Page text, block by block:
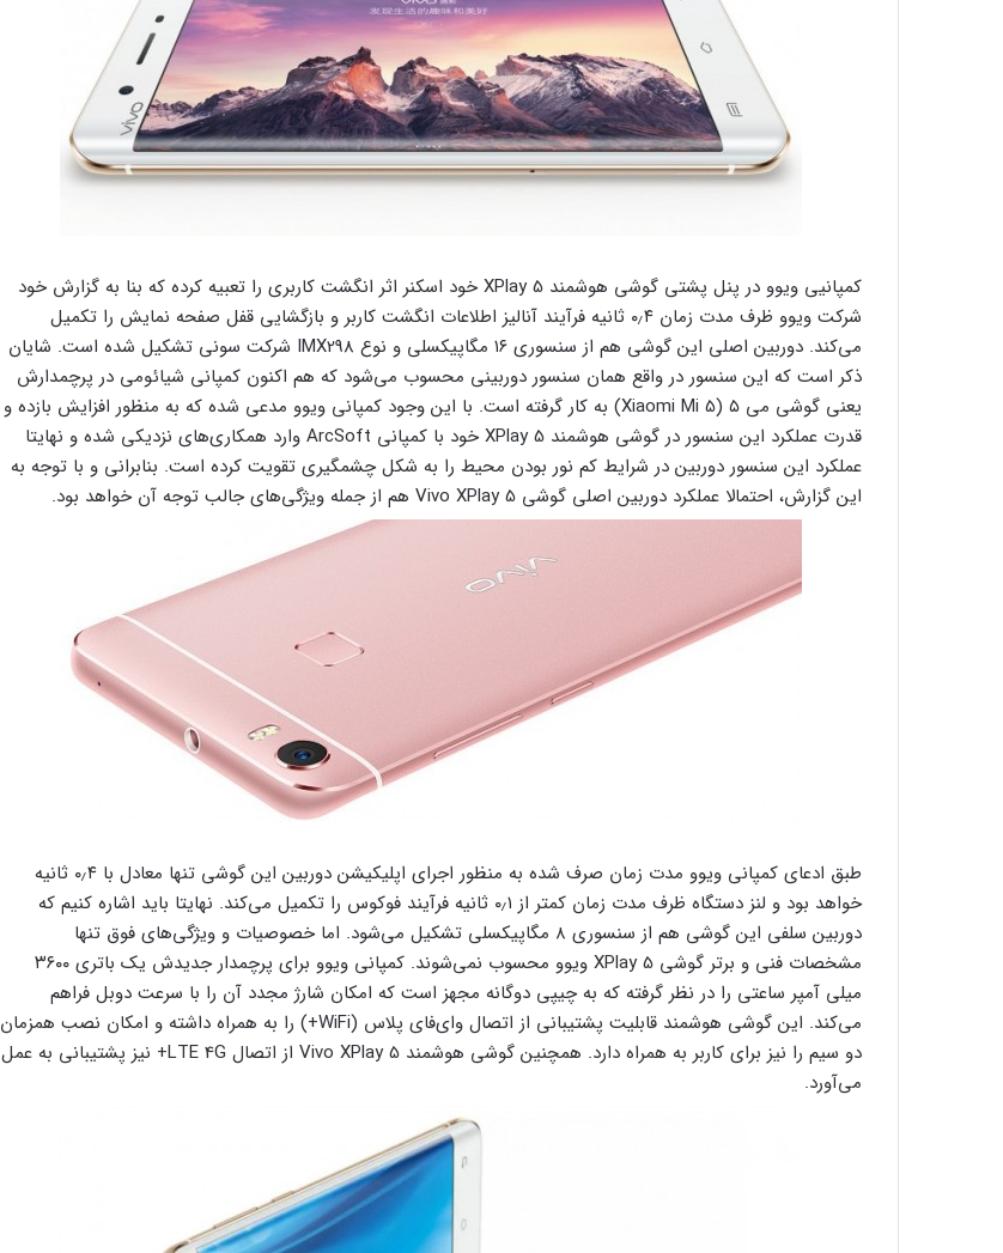
کمپانیی ویوو در پنل پشتی گوشی هوشمند XPlay 5 خود اسکنر اثر انگشت کاربری را تعبیه کرده که بنا به گزارش خود
شرکت ویوو ظرف مدت زمان ۰٫۴ ثانیه فرآیند آنالیز اطلاعات انگشت کاربر و بازگشایی قفل صفحه نمایش را تکمیل
می‌کند. دوربین اصلی این گوشی هم از سنسوری ۱۶ مگاپیکسلی و نوع IMX298 شرکت سونی تشکیل شده است. شایان
ذکر است که این سنسور در واقع همان سنسور دوربینی محسوب می‌شود که هم اکنون کمپانی شیائومی در پرچمدارش
یعنی گوشی می ۵ (Xiaomi Mi 5) به کار گرفته است. با این وجود کمپانی ویوو مدعی شده که به منظور افزایش بازده و
قدرت عملکرد این سنسور در گوشی هوشمند XPlay 5 خود با کمپانی ArcSoft وارد همکاری‌های نزدیکی شده و نهایتا
عملکرد این سنسور دوربین در شرایط کم نور بودن محیط را به شکل چشمگیری تقویت کرده است. بنابرانی و با توجه به
این گزارش، احتمالا عملکرد دوربین اصلی گوشی Vivo XPlay 5 هم از جمله ویژگی‌های جالب توجه آن خواهد بود.
طبق ادعای کمپانی ویوو مدت زمان صرف شده به منظور اجرای اپلیکیشن دوربین این گوشی تنها معادل با ۰٫۴ ثانیه
خواهد بود و لنز دستگاه ظرف مدت زمان کمتر از ۰٫۱ ثانیه فرآیند فوکوس را تکمیل می‌کند. نهایتا باید اشاره کنیم که
دوربین سلفی این گوشی هم از سنسوری ۸ مگاپیکسلی تشکیل می‌شود. اما خصوصیات و ویژگی‌های فوق تنها
مشخصات فنی و برتر گوشی XPlay 5 ویوو محسوب نمی‌شوند. کمپانی ویوو برای پرچمدار جدیدش یک باتری ۳۶۰۰
میلی آمپر ساعتی را در نظر گرفته که به چیپی دوگانه مجهز است که امکان شارژ مجدد آن را با سرعت دوبل فراهم
می‌کند. این گوشی هوشمند قابلیت پشتیبانی از اتصال وای‌فای پلاس (WiFi+) را به همراه داشته و امکان نصب همزمان
دو سیم را نیز برای کاربر به همراه دارد. همچنین گوشی هوشمند Vivo XPlay 5 از اتصال LTE 4G+ نیز پشتیبانی به عمل
می‌آورد.